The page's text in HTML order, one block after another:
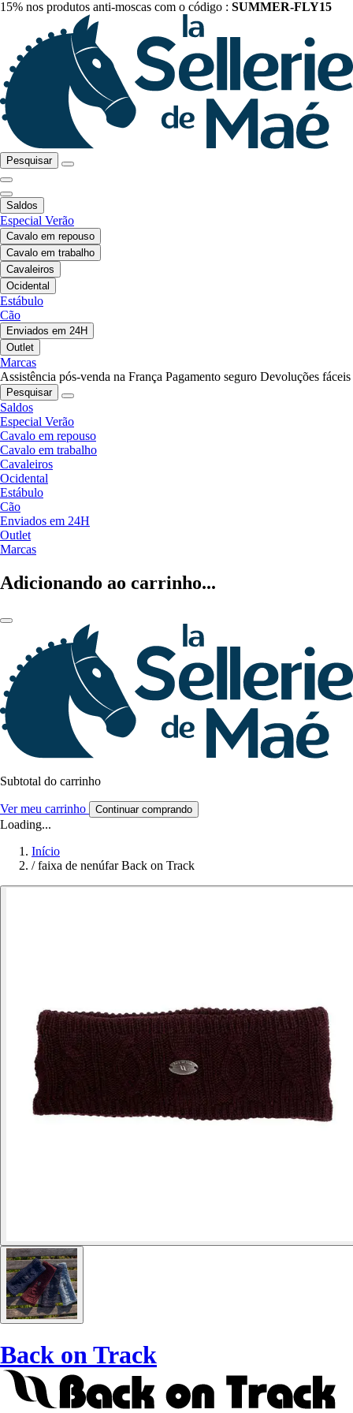
15% nos produtos anti-moscas com o código : SUMMER-FLY15
Pesquisar
Saldos
Especial Verão
Cavalo em repouso
Cavalo em trabalho
Cavaleiros
Ocidental
Estábulo
Cão
Enviados em 24H
Outlet
Marcas
Assistência pós-venda na França Pagamento seguro Devoluções fáceis
Pesquisar
Saldos
Especial Verão
Cavalo em repouso
Cavalo em trabalho
Cavaleiros
Ocidental
Estábulo
Cão
Enviados em 24H
Outlet
Marcas
Adicionando ao carrinho...
Subtotal do carrinho
Ver meu carrinho Continuar comprando
Loading...
Início
/ faixa de nenúfar Back on Track
Back on Track